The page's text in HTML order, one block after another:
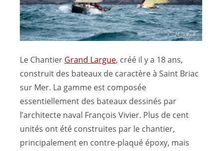
Le Chantier Grand Largue, créé il y a 18 ans,
construit des bateaux de caractère à Saint Briac
sur Mer. La gamme est composée
essentiellement des bateaux dessinés par
l’architecte naval François Vivier. Plus de cent
unités ont été construites par le chantier,
principalement en contre-plaqué époxy, mais